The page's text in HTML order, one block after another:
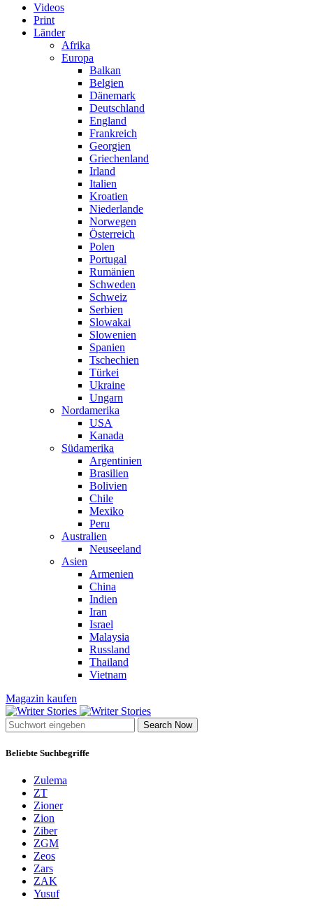
Videos
Print
Länder
Afrika
Europa
Balkan
Belgien
Dänemark
Deutschland
England
Frankreich
Georgien
Griechenland
Irland
Italien
Kroatien
Niederlande
Norwegen
Österreich
Polen
Portugal
Rumänien
Schweden
Schweiz
Serbien
Slowakai
Slowenien
Spanien
Tschechien
Türkei
Ukraine
Ungarn
Nordamerika
USA
Kanada
Südamerika
Argentinien
Brasilien
Bolivien
Chile
Mexiko
Peru
Australien
Neuseeland
Asien
Armenien
China
Indien
Iran
Israel
Malaysia
Russland
Thailand
Vietnam
Magazin kaufen
Search Now
Beliebte Suchbegriffe
Zulema
ZT
Zioner
Zion
Ziber
ZGM
Zeos
Zars
ZAK
Yusuf